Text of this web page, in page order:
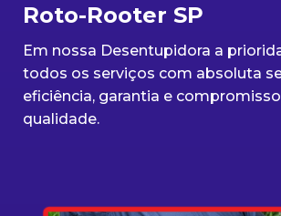
Roto-Rooter SP
Em nossa Desentupidora a
todos os serviços com absoluta
eficiência, garantia e
qualidade.